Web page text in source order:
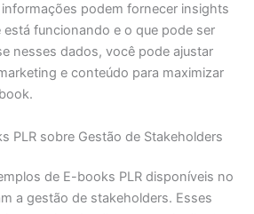
podem fornecer insights
funcionando e o que pode ser
nesses dados, você pode ajustar
e conteúdo para maximizar
PLR sobre Gestão de Stakeholders
de E-books PLR disponíveis no
a gestão de stakeholders. Esses